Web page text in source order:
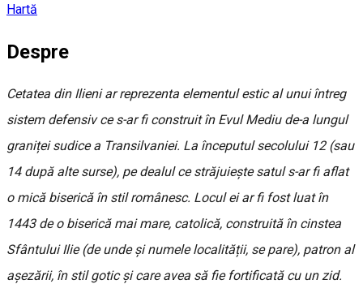
Hartă
Despre
Cetatea din Ilieni ar reprezenta elementul estic al unui întreg
sistem defensiv ce s-ar fi construit în Evul Mediu de-a lungul
graniței sudice a Transilvaniei. La începutul secolului 12 (sau
14 după alte surse), pe dealul ce străjuiește satul s-ar fi aflat
o mică biserică în stil românesc. Locul ei ar fi fost luat în
1443 de o biserică mai mare, catolică, construită în cinstea
Sfântului Ilie (de unde și numele localității, se pare), patron al
așezării, în stil gotic și care avea să fie fortificată cu un zid.